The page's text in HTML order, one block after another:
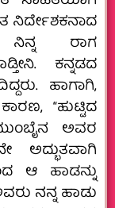
ನಿರ್ದೇಶಕನಾದ
ರಾಗ
ಕನ್ನಡದ
ಹಾಗಾಗಿ,
“ಹುಟ್ಟಿದ
ಅವರ
ಅದ್ಭುತವಾಗಿ
ಆ ಹಾಡನ್ನು
ನನ್ನ ಹಾಡು